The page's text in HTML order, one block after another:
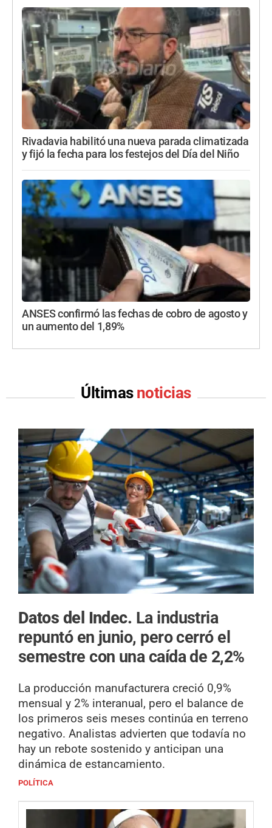
Rivadavia habilitó una nueva parada climatizada
y fijó la fecha para los festejos del Día del Niño
ANSES confirmó las fechas de cobro de agosto y
un aumento del 1,89%
Últimas noticias
Datos del Indec. La industria
repuntó en junio, pero cerró el
semestre con una caída de 2,2%
La producción manufacturera creció 0,9%
mensual y 2% interanual, pero el balance de
los primeros seis meses continúa en terreno
negativo. Analistas advierten que todavía no
hay un rebote sostenido y anticipan una
dinámica de estancamiento.
POLÍTICA